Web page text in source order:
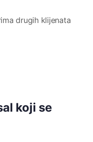
drugih klijenata
koji se